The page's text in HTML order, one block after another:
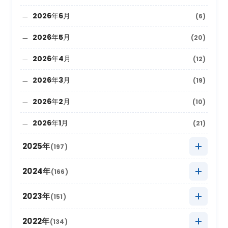
2026年6月 (6)
2026年5月 (20)
2026年4月 (12)
2026年3月 (19)
2026年2月 (10)
2026年1月 (21)
2025年(197)
2025年12月 (9)
2025年11月
2025年10月
2024年(166)
2024年12月 (8)
2024年11月
2023年(151)
2023年12月 (5)
2022年(134)